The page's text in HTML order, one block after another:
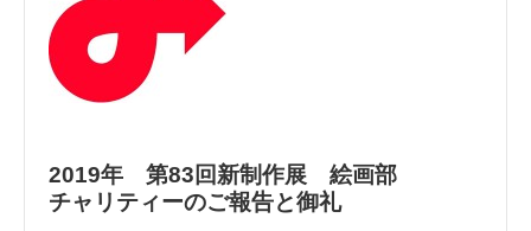
o
o
2019年 第83回新制作展 絵画部
チャリティーのご報告と御礼